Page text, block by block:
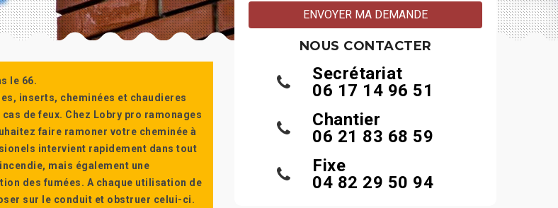
le 66.
inserts, cheminées et chaudieres
de feux. Chez Lobry pro ramonages
faire ramoner votre cheminée à
intervient rapidement dans tout
mais également une
des fumées. A chaque utilisation de
sur le conduit et obstruer celui-ci.
NOUS CONTACTER
Secrétariat
06 17 14 96 51
Chantier
06 21 83 68 59
Fixe
04 82 29 50 94